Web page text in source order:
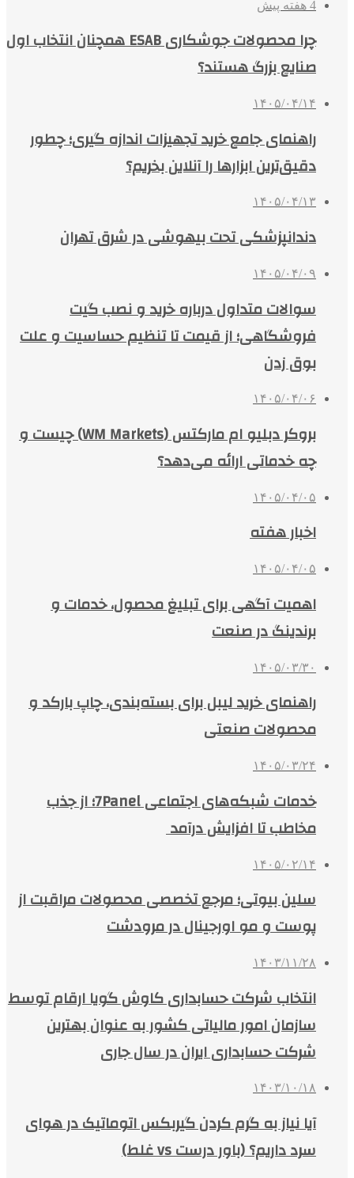
4 هفته پیش
چرا محصولات جوشکاری ESAB همچنان انتخاب اول
صنایع بزرگ هستند؟
۱۴۰۵/۰۴/۱۴
راهنمای جامع خرید تجهیزات اندازه گیری؛ چطور
دقیق‌ترین ابزارها را آنلاین بخریم؟
۱۴۰۵/۰۴/۱۳
دندانپزشکی تحت بیهوشی در شرق تهران
۱۴۰۵/۰۴/۰۹
سوالات متداول درباره خرید و نصب گیت
فروشگاهی؛ از قیمت تا تنظیم حساسیت و علت
بوق زدن
۱۴۰۵/۰۴/۰۶
بروکر دبلیو ام مارکتس (WM Markets) چیست و
چه خدماتی ارائه می‌دهد؟
۱۴۰۵/۰۴/۰۵
اخبار هفته
۱۴۰۵/۰۴/۰۵
اهمیت آگهی برای تبلیغ محصول، خدمات و
برندینگ در صنعت
۱۴۰۵/۰۳/۳۰
راهنمای خرید لیبل برای بسته‌بندی، چاپ بارکد و
محصولات صنعتی
۱۴۰۵/۰۳/۲۴
خدمات شبکه‌های اجتماعی 7Panel؛ از جذب
مخاطب تا افزایش درآمد
۱۴۰۵/۰۲/۱۴
سلین بیوتی؛ مرجع تخصصی محصولات مراقبت از
پوست و مو اورجینال در مرودشت
۱۴۰۳/۱۱/۲۸
انتخاب شرکت حسابداری کاوش گویا ارقام توسط
سازمان امور مالیاتی کشور به عنوان بهترین
شرکت حسابداری ایران در سال جاری
۱۴۰۳/۱۰/۱۸
آیا نیاز به گرم کردن گیربکس اتوماتیک در هوای
سرد داریم؟ (باور درست vs غلط)